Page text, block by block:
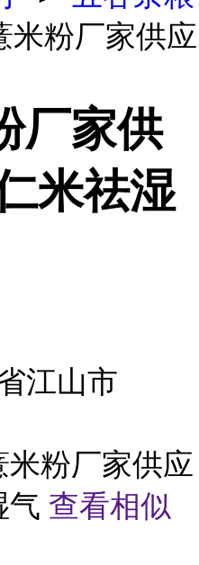
米粉厂家供应
厂家供
米祛湿
江山市
米粉厂家供应
气 查看相似